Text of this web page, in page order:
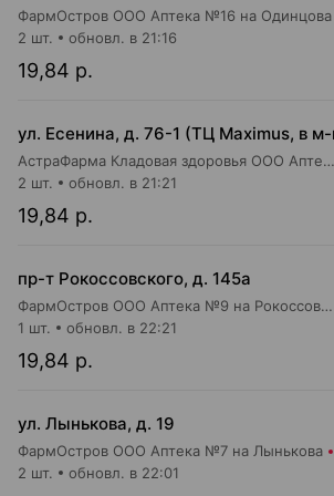
ФармОстров ООО Аптека №16 на Одинцова
19,84 р.
2 шт. обновл. в 21:16
АстраФарма Кладовая здоровья ООО Аптека №9
19,84 р.
2 шт. обновл. в 21:21
пр-т Рокоссовского, д. 145а
ФармОстров ООО Аптека №9 на Рокоссовского
19,84 р.
1 шт. обновл. в 22:21
ул. Лынькова, д. 19
ФармОстров ООО Аптека №7 на Лынькова
2 шт. обновл. в 22:01